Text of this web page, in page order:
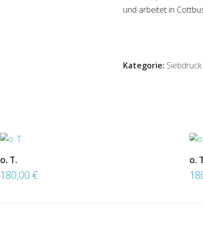
und arbeitet in
Kategorie: Siebdruck
o. T.
180,00€
o.